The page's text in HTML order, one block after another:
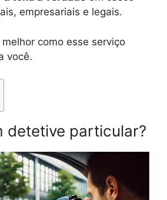
empresariais e legais.
como esse serviço
você.
detetive particular?